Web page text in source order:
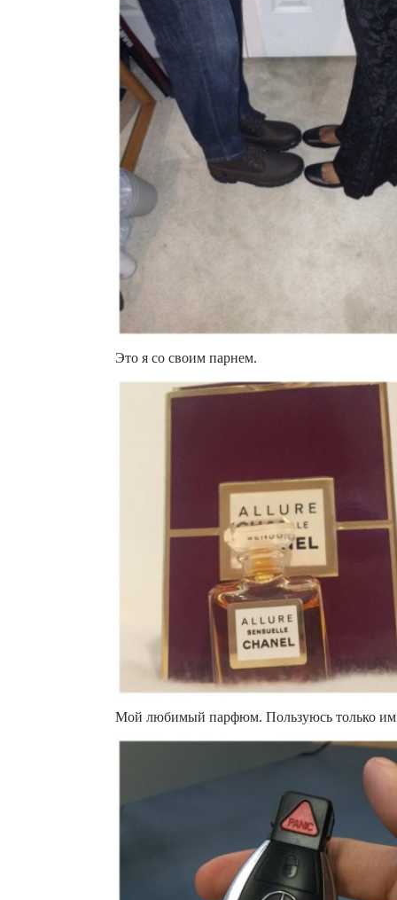
Это я со своим парнем.
Мой любимый парфюм. Пользуюсь только